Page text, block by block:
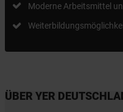
Moderne Arbeitsmittel
ÜBER YER